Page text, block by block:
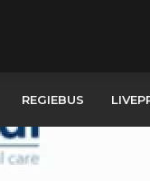
REGIEBUS